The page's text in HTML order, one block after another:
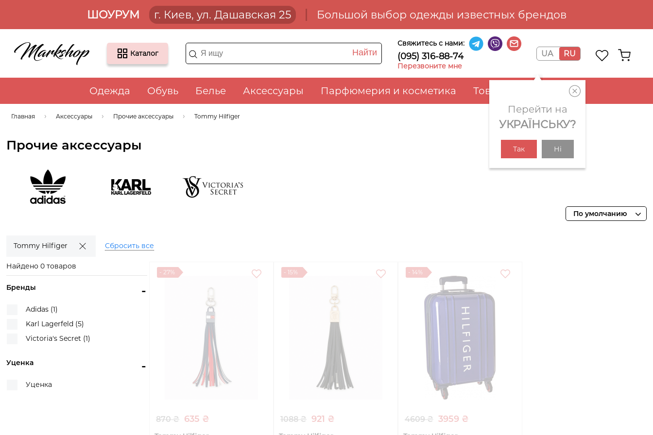
ШОУРУМ г. Киев, ул. Дашавская 25 Большой выбор одежды известных брендов
Каталог Найти
Свяжитесь с нами:
(095) 316-88-74
Перезвоните мне
UA RU
Перейти на
УКРАЇНСЬКУ?
Так Ні
Одежда Обувь Белье Аксессуары Парфюмерия и косметика Товары для дома
Главная Аксессуары Прочие аксессуары Tommy Hilfiger
Прочие аксессуары
По умолчанию
Tommy Hilfiger Сбросить все
Найдено 0 товаров
-
Бренды
Adidas (1)
Karl Lagerfeld (5)
Victoria's Secret (1)
-
Уценка
Уценка
- 27%
870 ₴ 635 ₴
- 15%
1088 ₴ 921 ₴
- 14%
4609 ₴ 3959 ₴